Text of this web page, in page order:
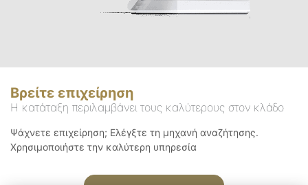
Βρείτε επιχείρηση
Η κατάταξη περιλαμβάνει τους καλύτερους στον κλάδο
Ψάχνετε επιχείρηση; Ελέγξτε τη μηχανή αναζήτησης.
Χρησιμοποιήστε την καλύτερη υπηρεσία